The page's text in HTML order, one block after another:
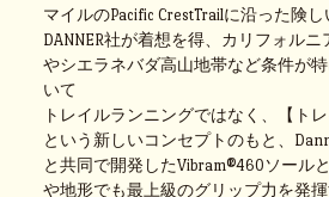
マイルのPacific CrestTrailに沿った険し
DANNER社が着想を得、カリフォル
やシエラネバダ高山地帯など条件が
いて
トレイルランニングではなく、【ト
という新しいコンセプトのもと、
と共同で開発したVibram®460ソール
や地形でも最上級のグリップ力を発